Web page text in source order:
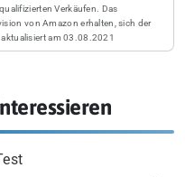
Verkäufen. Das
von Amazon erhalten, sich der
am 03.08.2021